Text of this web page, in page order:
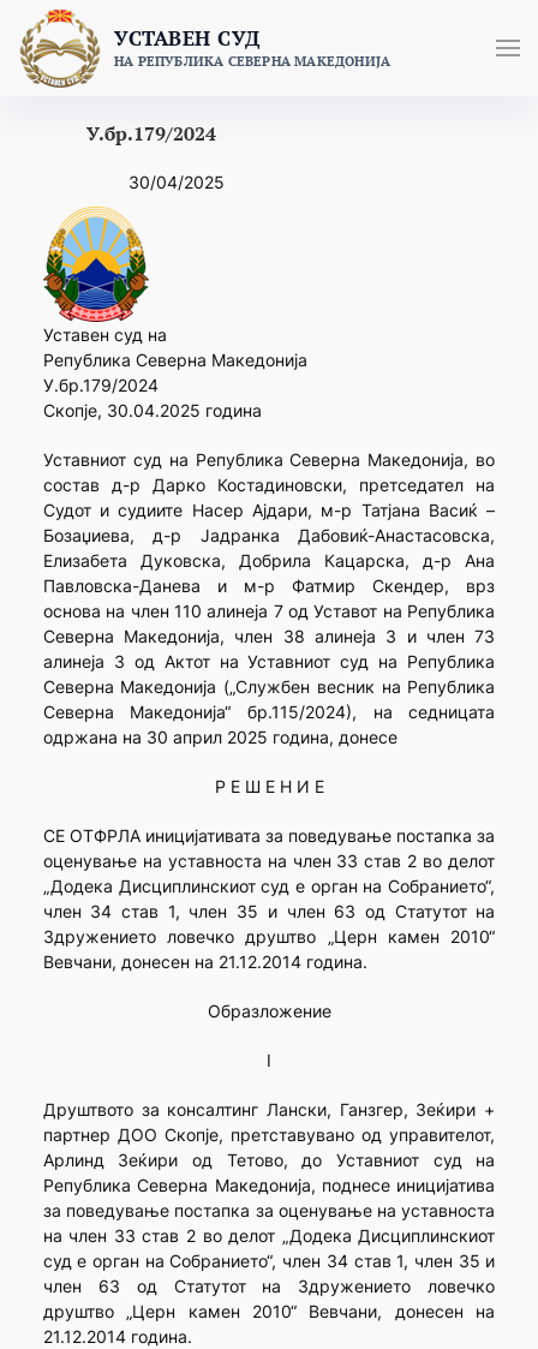
content
УСТАВЕН СУД
НА РЕПУБЛИКА СЕВЕРНА МАКЕДОНИЈА
У.бр.179/2024
30/04/2025
Уставен суд на
Република Северна Македонија
У.бр.179/2024
Скопје, 30.04.2025 година
Уставниот суд на Република Северна Македонија, во
состав д-р Дарко Костадиновски, претседател на
Судот и судиите Насер Ајдари, м-р Татјана Васиќ –
Бозаџиева, д-р Јадранка Дабовиќ-Анастасовска,
Елизабета Дуковска, Добрила Кацарска, д-р Ана
Павловска-Данева и м-р Фатмир Скендер, врз
основа на член 110 алинеја 7 од Уставот на Република
Северна Македонија, член 38 алинеја 3 и член 73
алинеја 3 од Актот на Уставниот суд на Република
Северна Македонија („Службен весник на Република
Северна Македонија“ бр.115/2024), на седницата
одржана на 30 април 2025 година, донесе
Р Е Ш Е Н И Е
СЕ ОТФРЛА иницијативата за поведување постапка за
оценување на уставноста на член 33 став 2 во делот
„Додека Дисциплинскиот суд е орган на Собранието“,
член 34 став 1, член 35 и член 63 од Статутот на
Здружението ловечко друштво „Церн камен 2010“
Вевчани, донесен на 21.12.2014 година.
Образложение
I
Друштвото за консалтинг Лански, Ганзгер, Зеќири +
партнер ДОО Скопје, претставувано од управителот,
Арлинд Зеќири од Тетово, до Уставниот суд на
Република Северна Македонија, поднесе иницијатива
за поведување постапка за оценување на уставноста
на член 33 став 2 во делот „Додека Дисциплинскиот
суд е орган на Собранието“, член 34 став 1, член 35 и
член 63 од Статутот на Здружението ловечко
друштво „Церн камен 2010“ Вевчани, донесен на
21.12.2014 година.